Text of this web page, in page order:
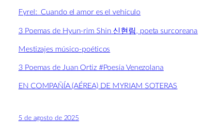
Fyrel: Cuando el amor es el vehículo
3 Poemas de Hyun-rim Shin 신현림, poeta surcoreana
Mestizajes músico-poéticos
3 Poemas de Juan Ortiz #Poesía Venezolana
EN COMPAÑÍA (AÉREA) DE MYRIAM SOTERAS
5 de agosto de 2025